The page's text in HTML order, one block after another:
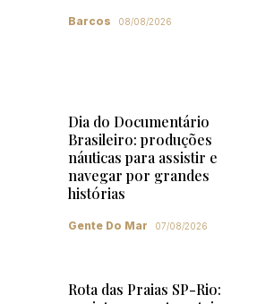
Barcos 08/08/2026
Dia do Documentário
Brasileiro: produções
náuticas para assistir e
navegar por grandes
histórias
Gente Do Mar 07/08/2026
Rota das Praias SP-Rio: